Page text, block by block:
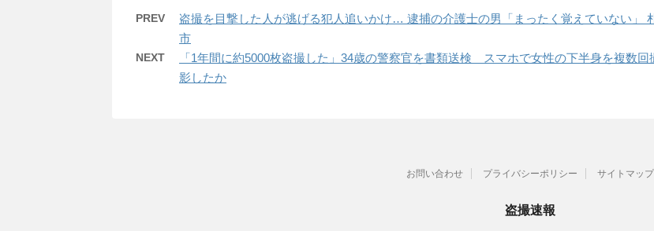
PREV
盗撮を目撃した人が逃げる犯人追いかけ… 逮捕の介護士の男「まったく覚えていない」
市
NEXT
「1年間に約5000枚盗撮した」34歳の警察官を書類送検 スマホで女性の下半身を複数回
影したか
お問い合わせ プライバシーポリシー サイトマップ
盗撮速報